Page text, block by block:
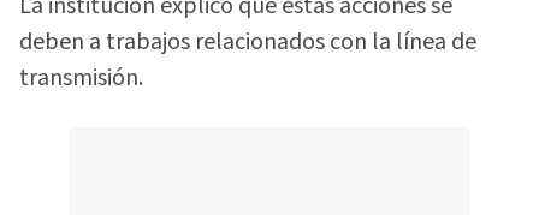
deben a trabajos relacionados con la línea de
transmisión.